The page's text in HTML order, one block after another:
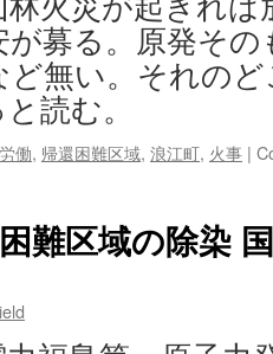
募る。原発そ
ど無い。それの
読む。
労働, 帰還困難区域, 浪江町, 火事 |
難区域の除染